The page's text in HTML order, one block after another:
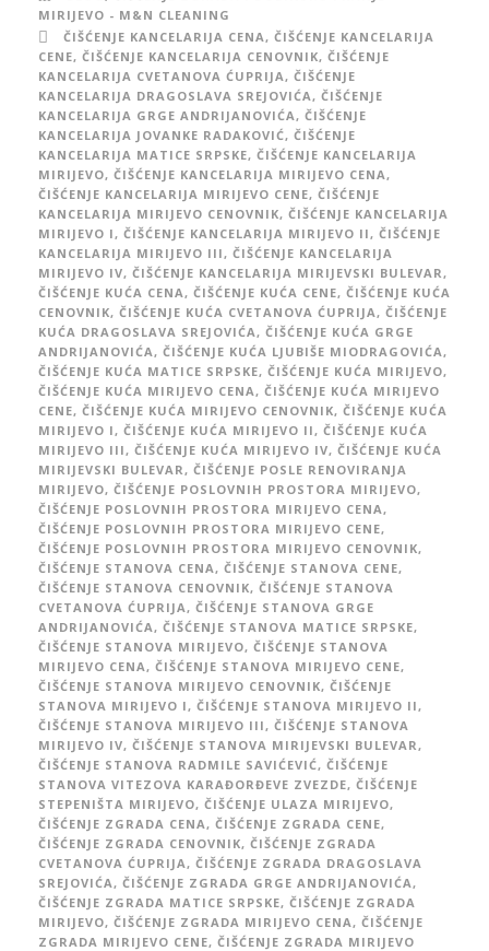
MIRIJEVO - M&N CLEANING
ČIŠĆENJE KANCELARIJA CENA , ČIŠĆENJE KANCELARIJA
CENE, ČIŠĆENJE KANCELARIJA CENOVNIK, ČIŠĆENJE
KANCELARIJA CVETANOVA ĆUPRIJA , ČIŠĆENJE
KANCELARIJA DRAGOSLAVA SREJOVIĆA , ČIŠĆENJE
KANCELARIJA GRGE ANDRIJANOVIĆA , ČIŠĆENJE
KANCELARIJA JOVANKE RADAKOVIĆ, ČIŠĆENJE
KANCELARIJA MATICE SRPSKE, ČIŠĆENJE KANCELARIJA
MIRIJEVO, ČIŠĆENJE KANCELARIJA MIRIJEVO CENA ,
ČIŠĆENJE KANCELARIJA MIRIJEVO CENE, ČIŠĆENJE
KANCELARIJA MIRIJEVO CENOVNIK, ČIŠĆENJE KANCELARIJA
MIRIJEVO I , ČIŠĆENJE KANCELARIJA MIRIJEVO II , ČIŠĆENJE
KANCELARIJA MIRIJEVO III , ČIŠĆENJE KANCELARIJA
MIRIJEVO IV, ČIŠĆENJE KANCELARIJA MIRIJEVSKI BULEVAR ,
ČIŠĆENJE KUĆA CENA , ČIŠĆENJE KUĆA CENE, ČIŠĆENJE KUĆA
CENOVNIK, ČIŠĆENJE KUĆA CVETANOVA ĆUPRIJA , ČIŠĆENJE
KUĆA DRAGOSLAVA SREJOVIĆA , ČIŠĆENJE KUĆA GRGE
ANDRIJANOVIĆA , ČIŠĆENJE KUĆA LJUBIŠE MIODRAGOVIĆA ,
ČIŠĆENJE KUĆA MATICE SRPSKE, ČIŠĆENJE KUĆA MIRIJEVO,
ČIŠĆENJE KUĆA MIRIJEVO CENA , ČIŠĆENJE KUĆA MIRIJEVO
CENE, ČIŠĆENJE KUĆA MIRIJEVO CENOVNIK, ČIŠĆENJE KUĆA
MIRIJEVO I , ČIŠĆENJE KUĆA MIRIJEVO II , ČIŠĆENJE KUĆA
MIRIJEVO III , ČIŠĆENJE KUĆA MIRIJEVO IV, ČIŠĆENJE KUĆA
MIRIJEVSKI BULEVAR , ČIŠĆENJE POSLE RENOVIRANJA
MIRIJEVO, ČIŠĆENJE POSLOVNIH PROSTORA MIRIJEVO,
ČIŠĆENJE POSLOVNIH PROSTORA MIRIJEVO CENA ,
ČIŠĆENJE POSLOVNIH PROSTORA MIRIJEVO CENE,
ČIŠĆENJE POSLOVNIH PROSTORA MIRIJEVO CENOVNIK,
ČIŠĆENJE STANOVA CENA , ČIŠĆENJE STANOVA CENE,
ČIŠĆENJE STANOVA CENOVNIK, ČIŠĆENJE STANOVA
CVETANOVA ĆUPRIJA , ČIŠĆENJE STANOVA GRGE
ANDRIJANOVIĆA , ČIŠĆENJE STANOVA MATICE SRPSKE,
ČIŠĆENJE STANOVA MIRIJEVO, ČIŠĆENJE STANOVA
MIRIJEVO CENA , ČIŠĆENJE STANOVA MIRIJEVO CENE,
ČIŠĆENJE STANOVA MIRIJEVO CENOVNIK, ČIŠĆENJE
STANOVA MIRIJEVO I , ČIŠĆENJE STANOVA MIRIJEVO II ,
ČIŠĆENJE STANOVA MIRIJEVO III , ČIŠĆENJE STANOVA
MIRIJEVO IV, ČIŠĆENJE STANOVA MIRIJEVSKI BULEVAR ,
ČIŠĆENJE STANOVA RADMILE SAVIĆEVIĆ, ČIŠĆENJE
STANOVA VITEZOVA KARAĐORĐEVE ZVEZDE, ČIŠĆENJE
STEPENIŠTA MIRIJEVO, ČIŠĆENJE ULAZA MIRIJEVO,
ČIŠĆENJE ZGRADA CENA , ČIŠĆENJE ZGRADA CENE,
ČIŠĆENJE ZGRADA CENOVNIK, ČIŠĆENJE ZGRADA
CVETANOVA ĆUPRIJA , ČIŠĆENJE ZGRADA DRAGOSLAVA
SREJOVIĆA , ČIŠĆENJE ZGRADA GRGE ANDRIJANOVIĆA ,
ČIŠĆENJE ZGRADA MATICE SRPSKE, ČIŠĆENJE ZGRADA
MIRIJEVO, ČIŠĆENJE ZGRADA MIRIJEVO CENA , ČIŠĆENJE
ZGRADA MIRIJEVO CENE, ČIŠĆENJE ZGRADA MIRIJEVO